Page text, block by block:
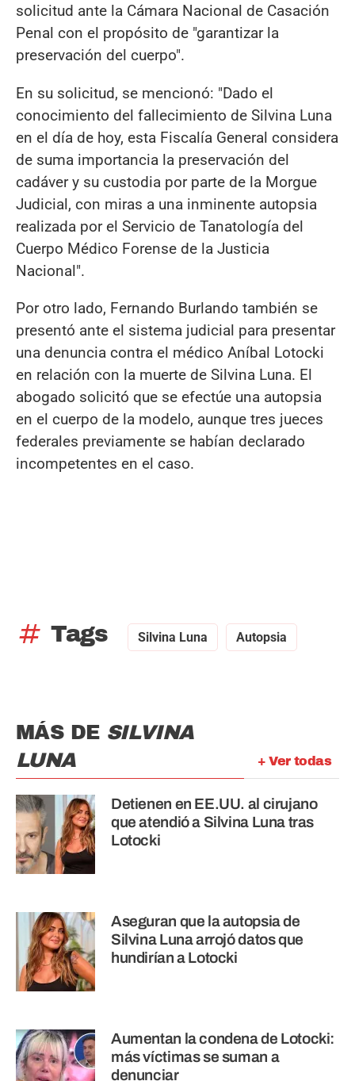
solicitud ante la Cámara Nacional de Casación
Penal con el propósito de "garantizar la
preservación del cuerpo".
En su solicitud, se mencionó: "Dado el
conocimiento del fallecimiento de Silvina Luna
en el día de hoy, esta Fiscalía General considera
de suma importancia la preservación del
cadáver y su custodia por parte de la Morgue
Judicial, con miras a una inminente autopsia
realizada por el Servicio de Tanatología del
Cuerpo Médico Forense de la Justicia
Nacional".
Por otro lado, Fernando Burlando también se
presentó ante el sistema judicial para presentar
una denuncia contra el médico Aníbal Lotocki
en relación con la muerte de Silvina Luna. El
abogado solicitó que se efectúe una autopsia
en el cuerpo de la modelo, aunque tres jueces
federales previamente se habían declarado
incompetentes en el caso.
tag Tags Silvina Luna Autopsia
+ Ver todas
MÁS DE SILVINA
LUNA
Detienen en EE.UU. al cirujano
que atendió a Silvina Luna tras
Lotocki
Aseguran que la autopsia de
Silvina Luna arrojó datos que
hundirían a Lotocki
Aumentan la condena de Lotocki:
más víctimas se suman a
denunciar